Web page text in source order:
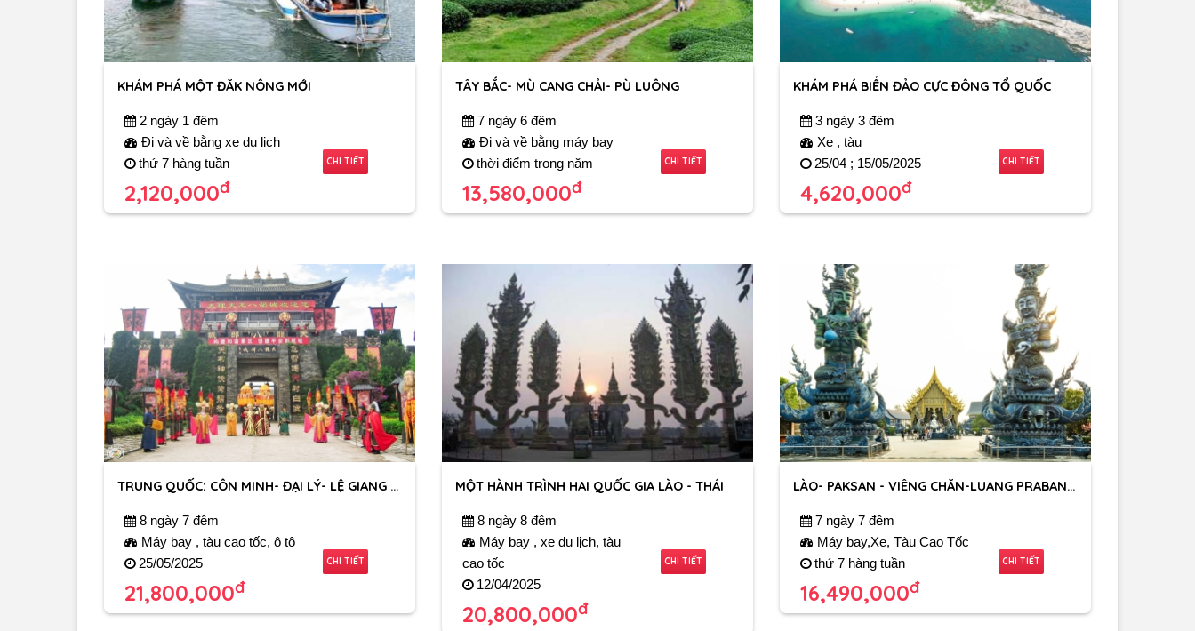
KHÁM PHÁ MỘT ĐĂK NÔNG MỚI
2 ngày 1 đêm
Đi và về bằng xe du lịch
thứ 7 hàng tuần
2,120,000đ
CHI TIẾT
TÂY BẮC- MÙ CANG CHẢI- PÙ LUÔNG
7 ngày 6 đêm
Đi và về bằng máy bay
thời điểm trong năm
13,580,000đ
CHI TIẾT
KHÁM PHÁ BIỂN ĐẢO CỰC ĐÔNG TỔ QUỐC
3 ngày 3 đêm
Xe , tàu
25/04 ; 15/05/2025
4,620,000đ
CHI TIẾT
TRUNG QUỐC: CÔN MINH- ĐẠI LÝ- LỆ GIANG - VÂN NAM
8 ngày 7 đêm
Máy bay , tàu cao tốc, ô tô
25/05/2025
21,800,000đ
CHI TIẾT
MỘT HÀNH TRÌNH HAI QUỐC GIA LÀO - THÁI
8 ngày 8 đêm
Máy bay , xe du lịch, tàu
cao tốc
12/04/2025
20,800,000đ
CHI TIẾT
LÀO- PAKSAN - VIÊNG CHĂN-LUANG PRABANG- HOUIXAI-TAM GIÁC VÀNG- CHIANG RAI
7 ngày 7 đêm
Máy bay,Xe, Tàu Cao Tốc
thứ 7 hàng tuần
16,490,000đ
CHI TIẾT